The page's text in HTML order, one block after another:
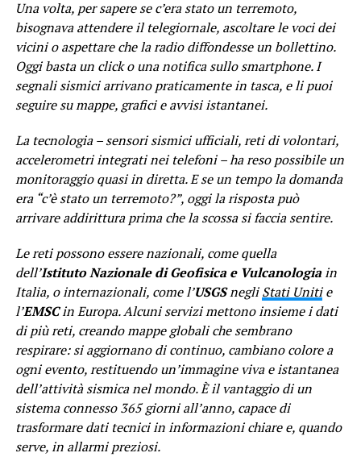
Una volta, per sapere se c’era stato un terremoto,
bisognava attendere il telegiornale, ascoltare le voci dei
vicini o aspettare che la radio diffondesse un bollettino.
Oggi basta un click o una notifica sullo smartphone. I
segnali sismici arrivano praticamente in tasca, e li puoi
seguire su mappe, grafici e avvisi istantanei.
La tecnologia – sensori sismici ufficiali, reti di volontari,
accelerometri integrati nei telefoni – ha reso possibile un
monitoraggio quasi in diretta. E se un tempo la domanda
era “c’è stato un terremoto?”, oggi la risposta può
arrivare addirittura prima che la scossa si faccia sentire.
Le reti possono essere nazionali, come quella
dell’Istituto Nazionale di Geofisica e Vulcanologiain
Italia, o internazionali, come l’USGSnegliStati Unitie
l’EMSCin Europa. Alcuni servizi mettono insieme i dati
di più reti, creando mappe globali che sembrano
respirare: si aggiornano di continuo, cambiano colore a
ogni evento, restituendo un’immagine viva e istantanea
dell’attività sismica nel mondo. È il vantaggio di un
sistema connesso 365 giorni all’anno, capace di
trasformare dati tecnici in informazioni chiare e, quando
serve, in allarmi preziosi.